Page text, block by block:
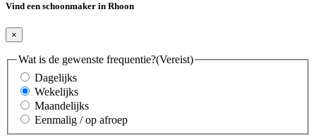
Vind een schoonmaker in Rhoon
×
Wat is de gewenste frequentie?(Vereist)
Dagelijks
Wekelijks
Maandelijks
Eenmalig / op afroep